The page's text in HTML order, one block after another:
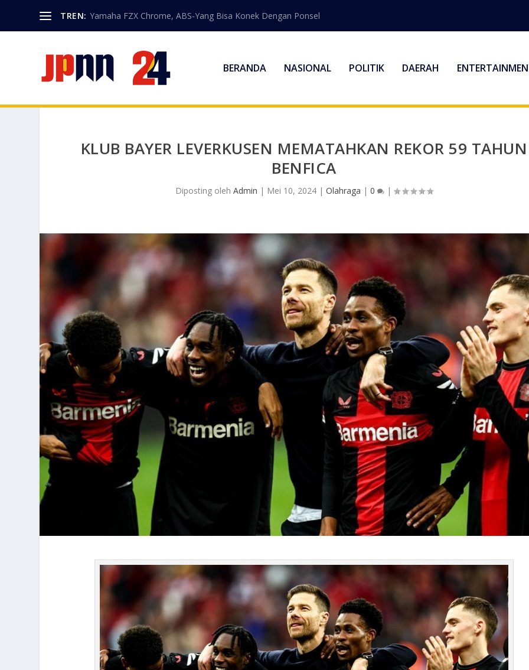
TREN: Yamaha FZX Chrome, ABS-Yang Bisa Konek Dengan Ponsel
BERANDA NASIONAL POLITIK DAERAH
KLUB BAYER LEVERKUSEN MEMATAHKAN REKOR 59 TAHUN
BENFICA
Diposting oleh Admin | Mei 10, 2024| Olahraga | 0 |